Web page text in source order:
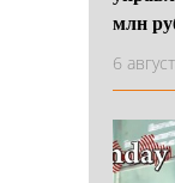
млн
6